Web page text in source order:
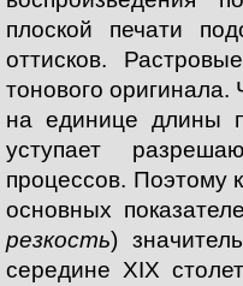
плоской печати
оттисков.
тонового
на единице длины
уступает
процессов. Поэтому
основных
резкость)
середине XIX